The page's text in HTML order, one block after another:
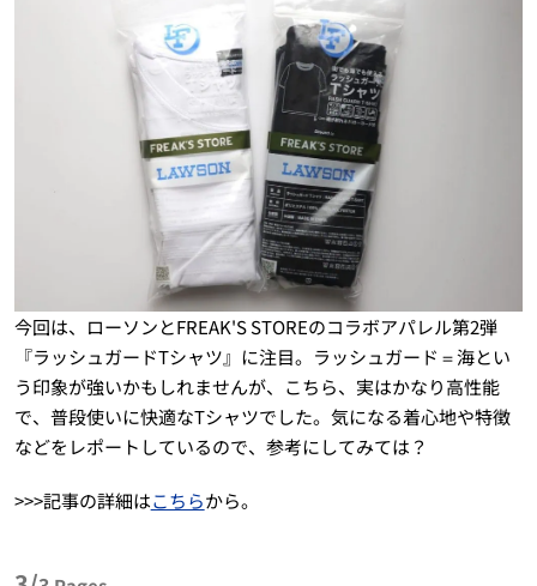
今回は、ローソンとFREAK'S STOREのコラボアパレル第2弾
『ラッシュガードTシャツ』に注目。ラッシュガード＝海とい
う印象が強いかもしれませんが、こちら、実はかなり高性能
で、普段使いに快適なTシャツでした。気になる着心地や特徴
などをレポートしているので、参考にしてみては？
>>>記事の詳細はこちらから。